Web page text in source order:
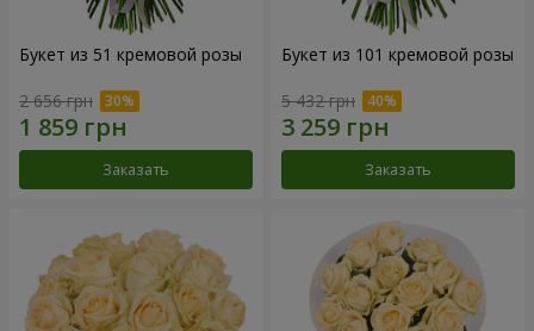
Букет из 51 кремовой розы
2 656 грн
Заказать
Букет из 101 кремовой розы
5 432 грн
Заказать